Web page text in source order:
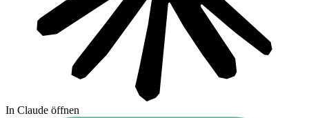
In Claude öffnen